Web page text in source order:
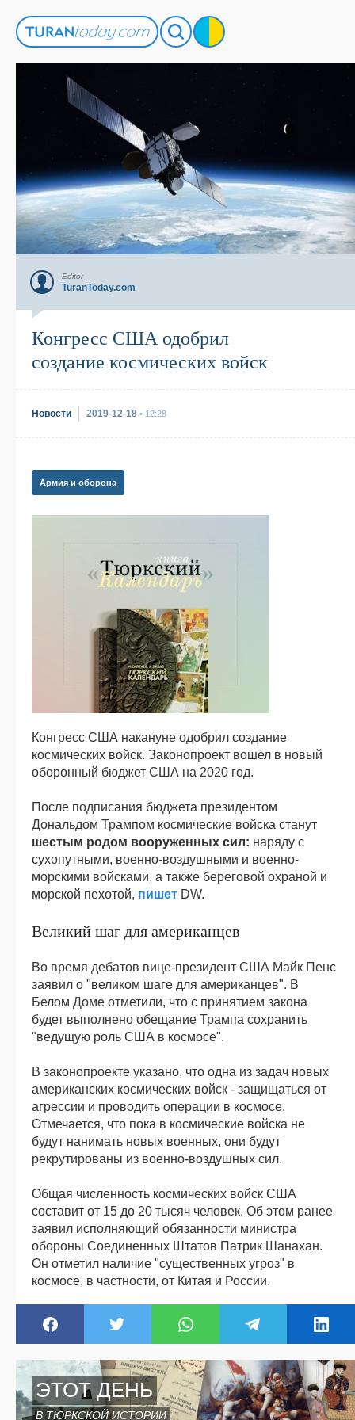
Editor
TuranToday.com
Конгресс США одобрил
создание космических войск
Новости 2019-12-18 • 12:28
Армия и оборона
Конгресс США накануне одобрил создание
космических войск. Законопроект вошел в новый
оборонный бюджет США на 2020 год.
После подписания бюджета президентом
Дональдом Трампом космические войска станут
шестым родом вооруженных сил: наряду с
сухопутными, военно-воздушными и военно-
морскими войсками, а также береговой охраной и
морской пехотой, пишет DW.
Великий шаг для американцев
Во время дебатов вице-президент США Майк Пенс
заявил о "великом шаге для американцев". В
Белом Доме отметили, что с принятием закона
будет выполнено обещание Трампа сохранить
"ведущую роль США в космосе".
В законопроекте указано, что одна из задач новых
американских космических войск - защищаться от
агрессии и проводить операции в космосе.
Отмечается, что пока в космические войска не
будут нанимать новых военных, они будут
рекрутированы из военно-воздушных сил.
Общая численность космических войск США
составит от 15 до 20 тысяч человек. Об этом ранее
заявил исполняющий обязанности министра
обороны Соединенных Штатов Патрик Шанахан.
Он отметил наличие "существенных угроз" в
космосе, в частности, от Китая и России.
ЭТОТ ДЕНЬ
В ТЮРКСКОЙ ИСТОРИИ